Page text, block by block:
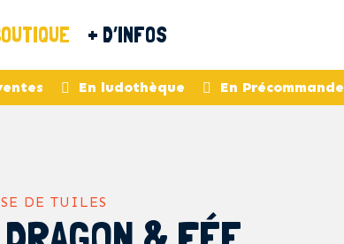
+ D’INFOS
En ludothèque En Précommande
DE TUILES